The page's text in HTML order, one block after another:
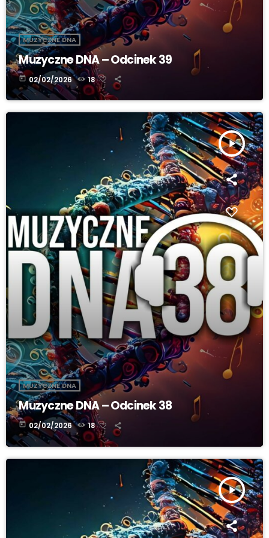
MUZYCZNE DNA
Muzyczne DNA – Odcinek 39
today 02/02/2026 18
play_arrow
MUZYCZNE DNA
Muzyczne DNA – Odcinek 38
today 02/02/2026 18
play_arrow